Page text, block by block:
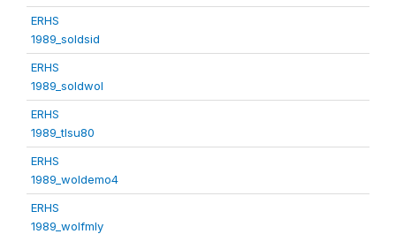
ERHS
1989_soldsid
ERHS
1989_soldwol
ERHS
1989_tlsu80
ERHS
1989_woldemo4
ERHS
1989_wolfmly